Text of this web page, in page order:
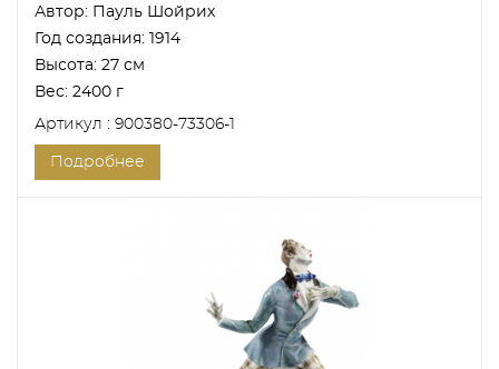
Автор:
Пауль Шойрих
Год создания:
1914
Высота: 27 см
Вес: 2400 г
Артикул : 900380-73306-1
Подробнее